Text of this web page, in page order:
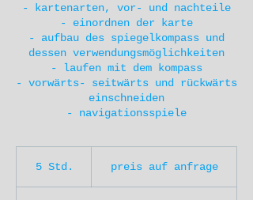
- kartenarten, vor- und nachteile
- einordnen der karte
- aufbau des spiegelkompass und
dessen verwendungsmöglichkeiten
- laufen mit dem kompass
- vorwärts- seitwärts und rückwärts
einschneiden
- navigationsspiele
5 Std.
anfragepreis auf anfrage